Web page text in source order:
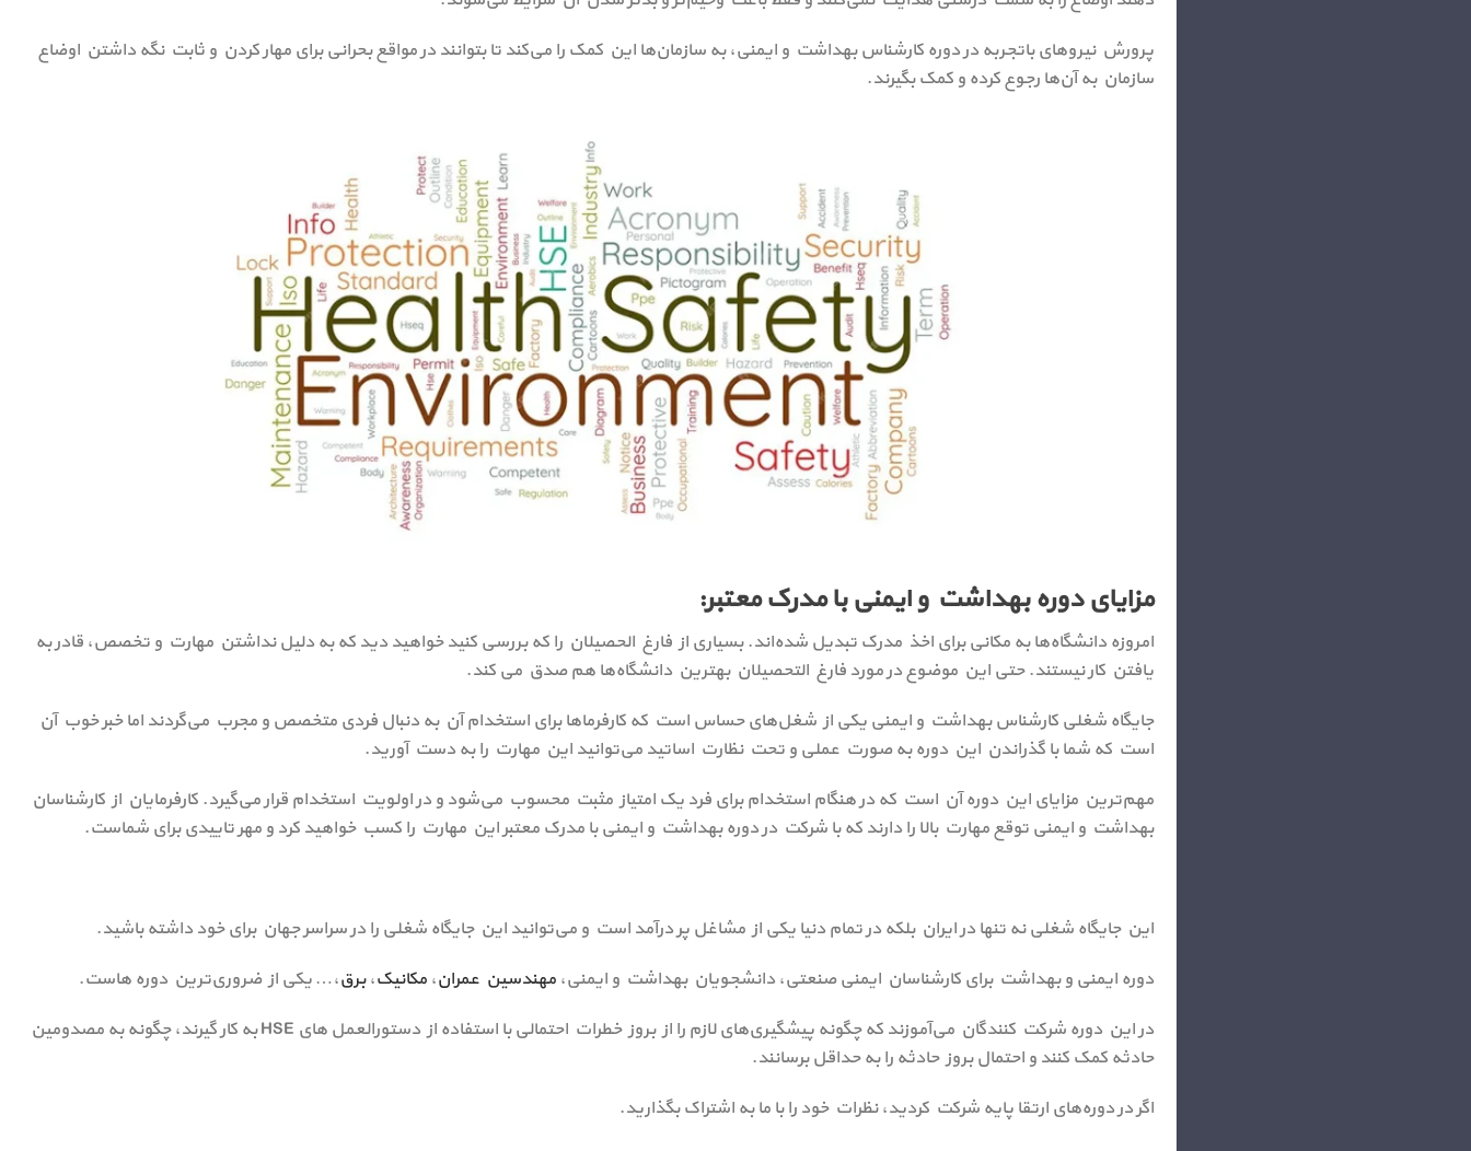
پرورش نیروهای باتجربه در دوره کارشناس بهداشت و ایمنی، به سازمان‌ها این کمک را می‌کند تا بتوانند در مواقع بحرانی برای مهار کردن و ثابت نگه داشتن اوضاع
سازمان به آن‌ها رجوع کرده و کمک بگیرند.
مزایای دوره بهداشت و ایمنی با مدرک معتبر:
امروزه دانشگاه‌ها به مکانی برای اخذ مدرک تبدیل شده‌اند. بسیاری از فارغ الحصیلان را که بررسی کنید خواهید دید که به دلیل نداشتن مهارت و تخصص، قادر به
یافتن کار نیستند. حتی این موضوع در مورد فارغ التحصیلان بهترین دانشگاه‌ها هم صدق می کند.
جایگاه شغلی کارشناس بهداشت و ایمنی یکی از شغل‌های حساس است که کارفرماها برای استخدام آن به دنبال فردی متخصص و مجرب می‌گردند اما خبر خوب آن
است که شما با گذراندن این دوره به صورت عملی و تحت نظارت اساتید می‌توانید این مهارت را به دست آورید.
مهم‌ترین مزایای این دوره آن است که در هنگام استخدام برای فرد یک امتیاز مثبت محسوب می‌شود و در اولویت استخدام قرار می‌گیرد. کارفرمایان از کارشناسان
بهداشت و ایمنی توقع مهارت بالا را دارند که با شرکت در دوره بهداشت و ایمنی با مدرک معتبر این مهارت را کسب خواهید کرد و مهر تاییدی برای شماست.
این جایگاه شغلی نه تنها در ایران بلکه در تمام دنیا یکی از مشاغل پر درآمد است و می‌توانید این جایگاه شغلی را در سراسر جهان برای خود داشته باشید.
دوره ایمنی و بهداشت برای کارشناسان ایمنی صنعتی، دانشجویان بهداشت و ایمنی، مهندسین عمران، مکانیک،برق،… یکی از ضروری‌ترین دوره هاست.
در این دوره شرکت کنندگان می‌آموزند که چگونه پیشگیری‌های لازم را از بروز خطرات احتمالی با استفاده از دستورالعمل های HSE به کار گیرند، چگونه به مصدومین
حادثه کمک کنند و احتمال بروز حادثه را به حداقل برسانند.
اگر در دوره‌های ارتقا پایه شرکت کردید، نظرات خود را با ما به اشتراک بگذارید.